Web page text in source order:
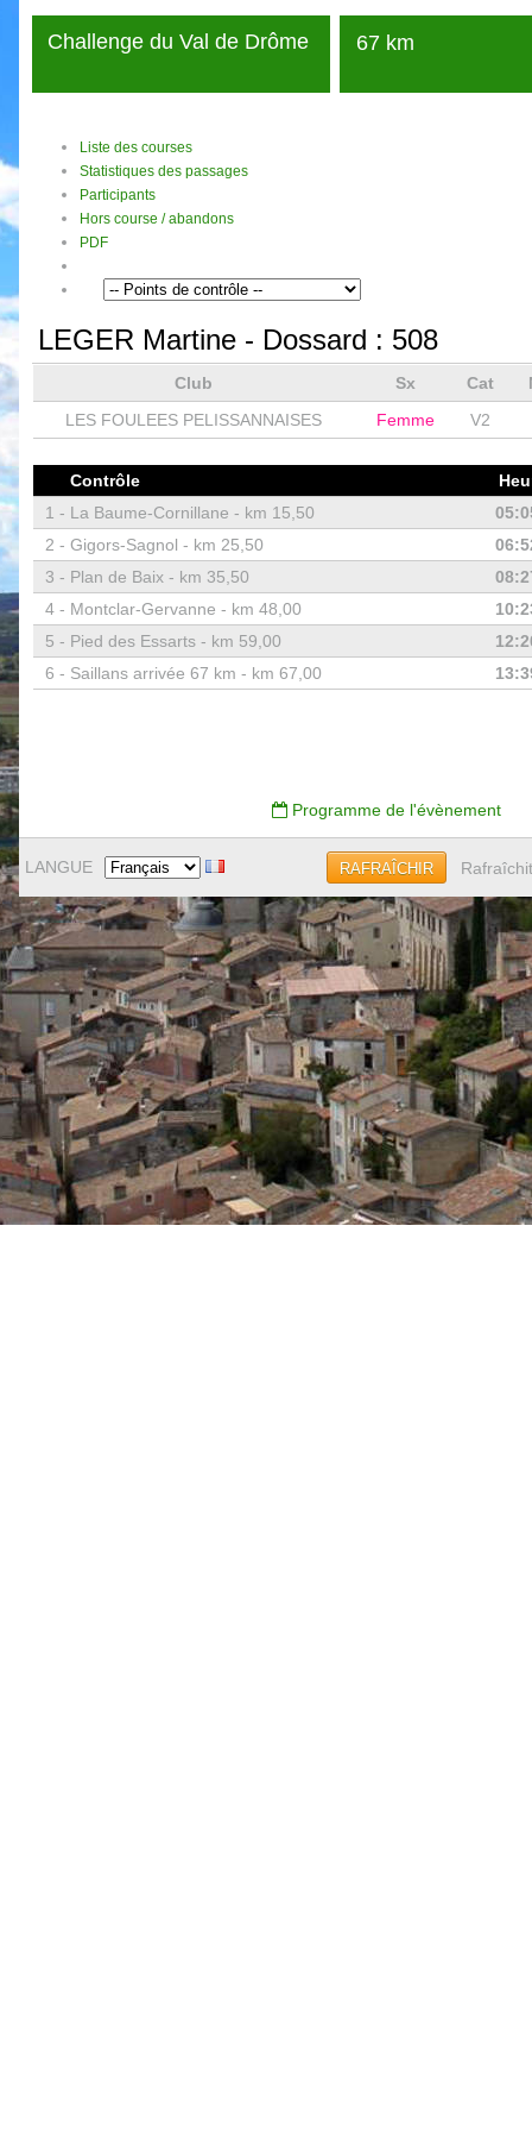
Challenge du Val de Drôme 67 km
Liste des courses
Statistiques des passages
Participants
Hors course / abandons
PDF
LEGER Martine- Dossard : 508
Club Sx Cat
LES FOULEES PELISSANNAISES
Femme V2
Contrôle
1 - La Baume-Cornillane - km 15,50
2 - Gigors-Sagnol - km 25,50
3 - Plan de Baix - km 35,50
4 - Montclar-Gervanne - km 48,00
5 - Pied des Essarts - km 59,00
6 - Saillans arrivée 67 km - km 67,00
Programme de l'évènement
LANGUE RAFRAÎCHIR